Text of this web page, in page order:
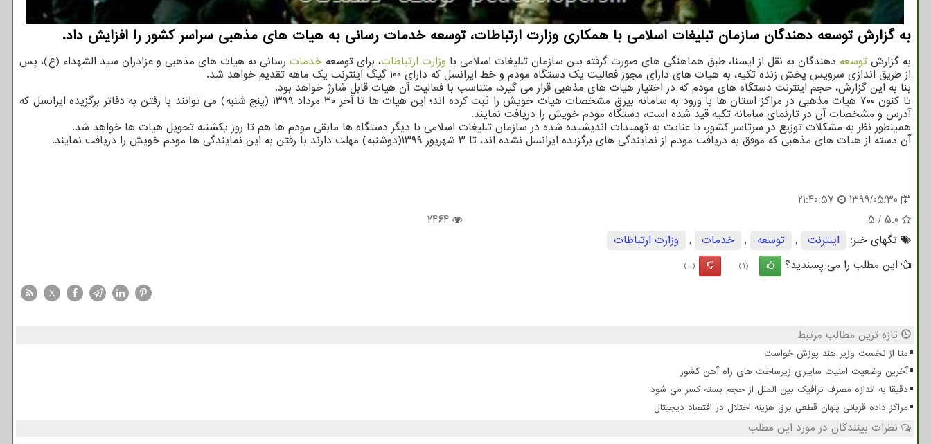
به گزارش توسعه دهندگان سازمان تبلیغات اسلامی با همكاری وزارت ارتباطات، توسعه خدمات رسانی به هیات های مذهبی سراسر كشور را افزایش داد.
به گزارش توسعه دهندگان به نقل از ایسنا، طبق هماهنگی های صورت گرفته بین سازمان تبلیغات اسلامی با وزارت ارتباطات، برای توسعه خدمات رسانی به هیات های مذهبی و عزادران سید الشهداء (ع)، پس
از طریق اندازی سرویس پخش زنده تکیه، به هیات های دارای مجوز فعالیت یک دستگاه مودم و خط ایرانسل که دارای ۱۰۰ گیگ اینترنت یک ماهه تقدیم خواهد شد.
بنا به این گزارش، حجم اینترنت دستگاه های مودم که در اختیار هیات های مذهبی قرار می گیرد، متناسب با فعالیت آن هیات قابل شارژ خواهد بود.
تا کنون ۷۰۰ هیات مذهبی در مراکز استان ها با ورود به سامانه بیرق مشخصات هیات خویش را ثبت کرده اند؛ این هیات ها تا آخر ۳۰ مرداد ۱۳۹۹ (پنج شنبه) می توانند با رفتن به دفاتر برگزیده ایرانسل که
آدرس و مشخصات آن در تارنمای سامانه تکیه قید شده است، دستگاه مودم خویش را دریافت نمایند.
همینطور نظر به مشکلات توزیع در سرتاسر کشور، با عنایت به تهمیدات اندیشیده شده در سازمان تبلیغات اسلامی با دیگر دستگاه ها مابقی مودم ها هم تا روز یکشنبه تحویل هیات ها خواهد شد.
آن دسته از هیات های مذهبی که موفق به دریافت مودم از نمایندگی های برگزیده ایرانسل نشده اند، تا ۳ شهریور ۱۳۹۹(دوشنبه) مهلت دارند با رفتن به این نمایندگی ها مودم خویش را دریافت نمایند.
1399/05/30
21:40:57
5.0
/
5
2464
تگهای خبر:
اینترنت , توسعه , خدمات ,
وزارت ارتباطات
این مطلب را می پسندید؟
(1)
(0)
X
تازه ترین مطالب مرتبط
متا از نخست وزیر هند پوزش خواست
آخرین وضعیت امنیت سایبری زیرساخت های راه آهن کشور
دقیقا به اندازه مصرف ترافیک بین الملل از حجم بسته کسر می شود
مراکز داده قربانی پنهان قطعی برق هزینه اختلال در اقتصاد دیجیتال
نظرات بینندگان در مورد این مطلب